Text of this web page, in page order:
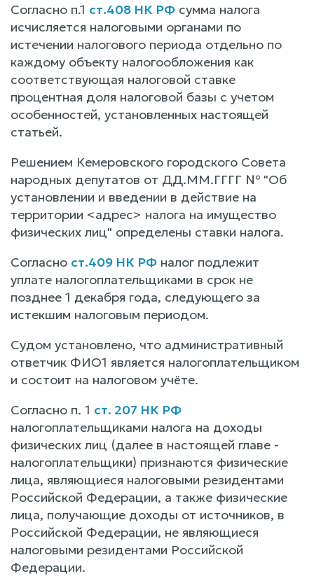
Согласно п.1 ст.408 НК РФ сумма налога
исчисляется налоговыми органами по
истечении налогового периода отдельно по
каждому объекту налогообложения как
соответствующая налоговой ставке
процентная доля налоговой базы с учетом
особенностей, установленных настоящей
статьей.
Решением Кемеровского городского Совета
народных депутатов от ДД.ММ.ГГГГ № "Об
установлении и введении в действие на
территории <адрес> налога на имущество
физических лиц" определены ставки налога.
Согласно ст.409 НК РФ налог подлежит
уплате налогоплательщиками в срок не
позднее 1 декабря года, следующего за
истекшим налоговым периодом.
Судом установлено, что административный
ответчик ФИО1 является налогоплательщиком
и состоит на налоговом учёте.
Согласно п. 1 ст. 207 НК РФ
налогоплательщиками налога на доходы
физических лиц (далее в настоящей главе -
налогоплательщики) признаются физические
лица, являющиеся налоговыми резидентами
Российской Федерации, а также физические
лица, получающие доходы от источников, в
Российской Федерации, не являющиеся
налоговыми резидентами Российской
Федерации.